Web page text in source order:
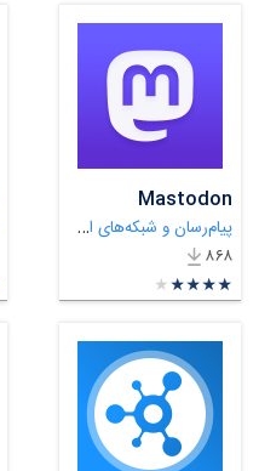
Mastodon
پیام‌رسان و شبکه‌های اجتماعی
۸۶۸
★★★★★
★
★
★
★
★